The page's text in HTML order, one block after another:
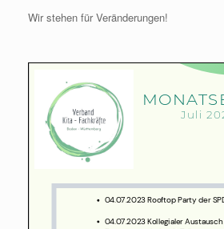
Wir stehen für Veränderungen!